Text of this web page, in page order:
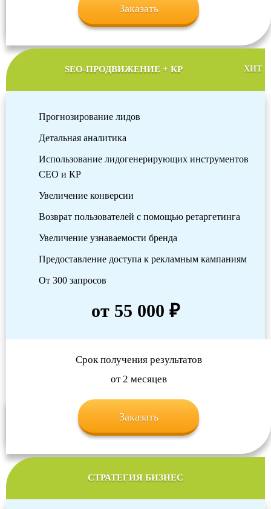
Заказать
SEO-ПРОДВИЖЕНИЕ + КР ХИТ
Прогнозирование лидов
Детальная аналитика
Использование лидогенерирующих инструментов
СЕО и КР
Увеличение конверсии
Возврат пользователей с помощью ретаргетинга
Увеличение узнаваемости бренда
Предоставление доступа к рекламным кампаниям
От 300 запросов
от 55 000 ₽
Срок получения результатов
от 2 месяцев
Заказать
СТРАТЕГИЯ БИЗНЕС